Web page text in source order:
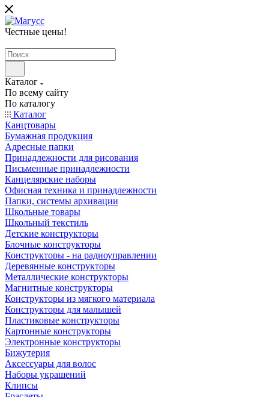
Честные цены!
Каталог
По всему сайту
По каталогу
Каталог
Канцтовары
Бумажная продукция
Адресные папки
Принадлежности для рисования
Письменные принадлежности
Канцелярские наборы
Офисная техника и принадлежности
Папки, системы архивации
Школьные товары
Школьный текстиль
Детские конструкторы
Блочные конструкторы
Конструкторы - на радиоуправлении
Деревянные конструкторы
Металлические конструкторы
Магнитные конструкторы
Конструкторы из мягкого материала
Конструкторы для малышей
Пластиковые конструкторы
Картонные конструкторы
Электронные конструкторы
Бижутерия
Аксессуары для волос
Наборы украшений
Клипсы